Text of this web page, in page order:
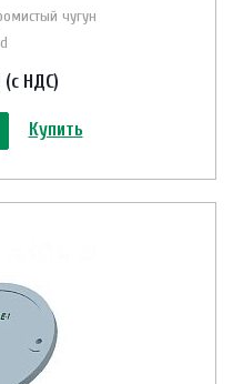
чугун
(с НДС)
Купить